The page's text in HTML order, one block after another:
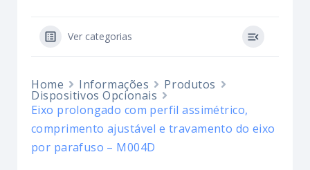
Ver categorias
Home Informações Produtos
Dispositivos Opcionais
Eixo prolongado com perfil assimétrico,
comprimento ajustável e travamento do eixo
por parafuso – M004D